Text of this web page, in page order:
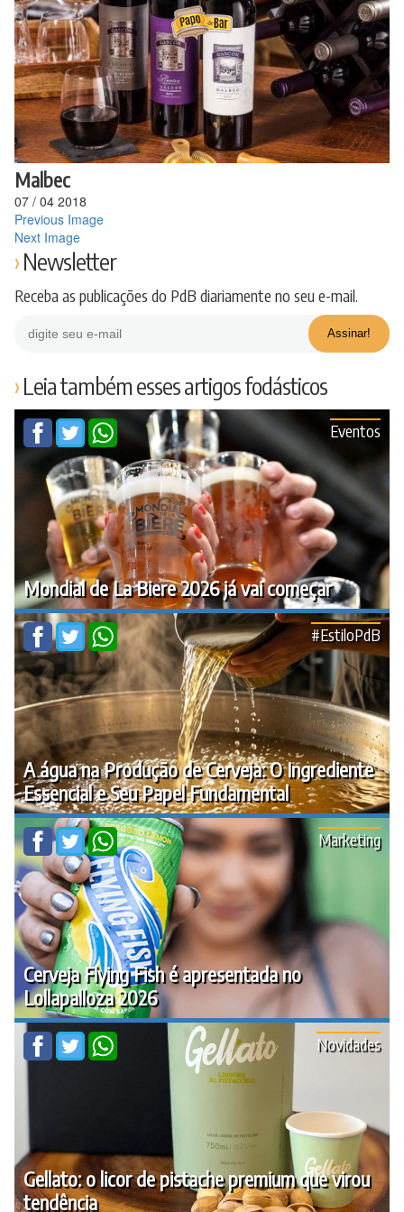
para
conteúdo
Malbec
07 / 04 2018
Previous Image
Next Image
Newsletter
Receba as publicações do PdB diariamente no seu e-mail.
Leia também esses artigos fodásticos
Mondial de La Biere 2026 já vai começar
Eventos
A água na Produção de Cerveja: O Ingrediente
Essencial e Seu Papel Fundamental
#EstiloPdB
Cerveja Flying Fish é apresentada no
Lollapalloza 2026
Marketing
Gellato: o licor de pistache premium que virou
tendência
Novidades